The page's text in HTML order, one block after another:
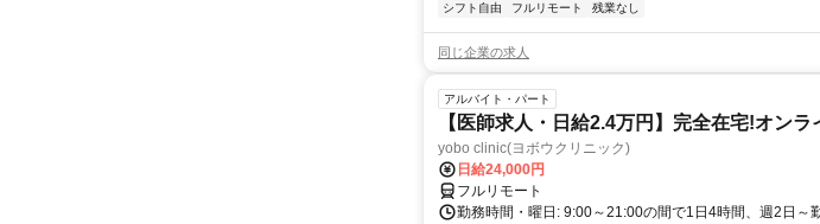
シフト自由 フルリモート 残業なし
同じ企業の求人
アルバイト・パート
【医師求人・日給2.4万円】完全在宅!オン
yobo clinic(ヨボウクリニック)
日給24,000円
フルリモート
勤務時間・曜日: 9:00～21:00の間で1日4時間、週2日～